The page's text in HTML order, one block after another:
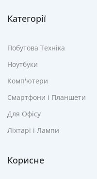
Категорії
Побутова Техніка
Ноутбуки
Комп'ютери
Смартфони і Планшети
Для Офісу
Ліхтарі і Лампи
Корисне